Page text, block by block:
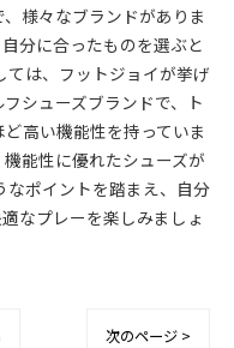
様々なブランドがありま
分に合ったものを選ぶと
ては、フットジョイが挙げ
シューズブランドで、ト
高い機能性を持っていま
能性に優れたシューズが
なポイントを踏まえ、自分
なプレーを楽しみましょ
次のページ >